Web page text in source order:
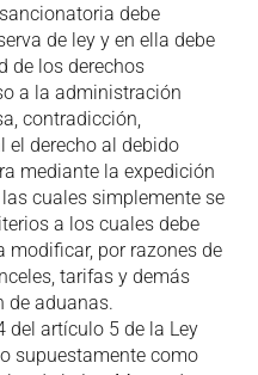
debe
de ley y en ella debe
de los derechos
a la administración
contradicción,
el derecho al debido
mediante la expedición
cuales simplemente se
a los cuales debe
modificar, por razones de
tarifas y demás
de aduanas.
del artículo 5 de la Ley
supuestamente como